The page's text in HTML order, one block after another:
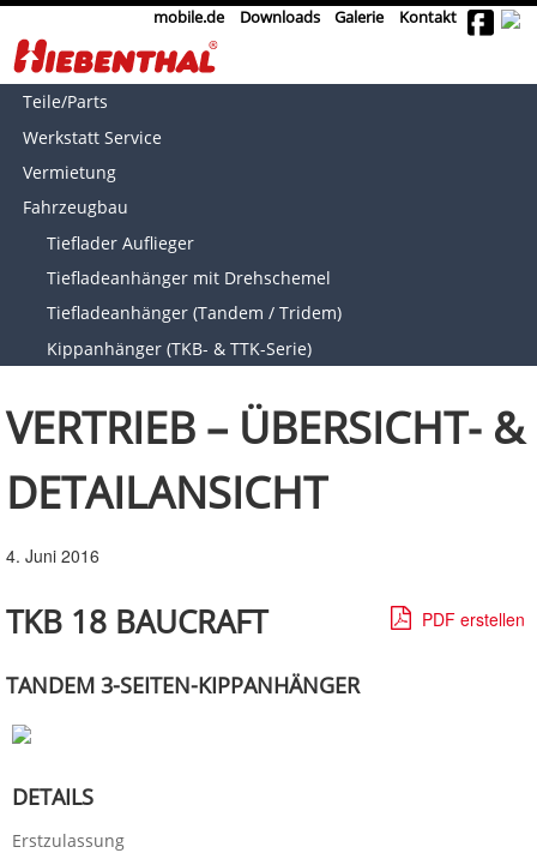
mobile.de Downloads Galerie Kontakt
Teile/Parts
Werkstatt Service
Vermietung
Fahrzeugbau
Tieflader Auflieger
Tiefladeanhänger mit Drehschemel
Tiefladeanhänger (Tandem / Tridem)
Kippanhänger (TKB- & TTK-Serie)
VERTRIEB – ÜBERSICHT- &
DETAILANSICHT
4. Juni 2016
PDF erstellen
TKB 18 BAUCRAFT
TANDEM 3-SEITEN-KIPPANHÄNGER
DETAILS
Erstzulassung